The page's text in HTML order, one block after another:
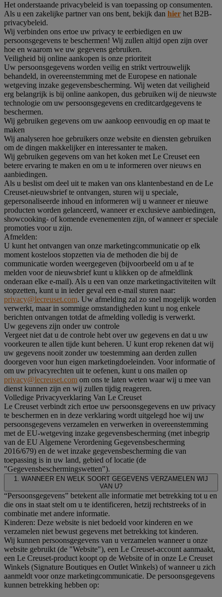
Het onderstaande privacybeleid is van toepassing op consumenten.
Als u een zakelijke partner van ons bent, bekijk dan hier het B2B-
privacybeleid.
Wij verbinden ons ertoe uw privacy te eerbiedigen en uw
persoonsgegevens te beschermen! Wij zullen altijd open zijn over
hoe en waarom we uw gegevens gebruiken.
Veiligheid bij online aankopen is onze prioriteit
Uw persoonsgegevens worden veilig en strikt vertrouwelijk
behandeld, in overeenstemming met de Europese en nationale
wetgeving inzake gegevensbescherming. Wij weten dat veiligheid
erg belangrijk is bij online aankopen, dus gebruiken wij de nieuwste
technologie om uw persoonsgegevens en creditcardgegevens te
beschermen.
Wij gebruiken gegevens om uw aankoop eenvoudig en op maat te
maken
Wij analyseren hoe gebruikers onze website en diensten gebruiken
om de dingen makkelijker en interessanter te maken.
Wij gebruiken gegevens om van het koken met Le Creuset een
betere ervaring te maken en om u te informeren over nieuws en
aanbiedingen.
Als u beslist om deel uit te maken van ons klantenbestand en de Le
Creuset-nieuwsbrief te ontvangen, sturen wij u speciale,
gepersonaliseerde inhoud en informeren wij u wanneer er nieuwe
producten worden gelanceerd, wanneer er exclusieve aanbiedingen,
showcooking- of komende evenementen zijn, of wanneer er speciale
promoties voor u zijn.
Afmelden:
U kunt het ontvangen van onze marketingcommunicatie op elk
moment kosteloos stopzetten via de methoden die bij de
communicatie worden weergegeven (bijvoorbeeld om u af te
melden voor de nieuwsbrief kunt u klikken op de afmeldlink
onderaan elke e-mail). Als u een van onze marketingactiviteiten wilt
stopzetten, kunt u in ieder geval een e-mail sturen naar:
privacy@lecreuset.com. Uw afmelding zal zo snel mogelijk worden
verwerkt, maar in sommige omstandigheden kunt u nog enkele
berichten ontvangen totdat de afmelding volledig is verwerkt.
Uw gegevens zijn onder uw controle
Vergeet niet dat u de controle hebt over uw gegevens en dat u uw
voorkeuren te allen tijde kunt beheren. U kunt erop rekenen dat wij
uw gegevens nooit zonder uw toestemming aan derden zullen
doorgeven voor hun eigen marketingdoeleinden. Voor informatie of
om uw privacyrechten uit te oefenen, kunt u ons mailen op
privacy@lecreuset.com om ons te laten weten waar wij u mee van
dienst kunnen zijn en wij zullen tijdig reageren.
Volledige Privacyverklaring Van Le Creuset
Le Creuset verbindt zich ertoe uw persoonsgegevens en uw privacy
te beschermen en in deze verklaring wordt uitgelegd hoe wij uw
persoonsgegevens verzamelen en verwerken in overeenstemming
met de EU-wetgeving inzake gegevensbescherming (met inbegrip
van de EU Algemene Verordening Gegevensbescherming
2016/679) en de wet inzake gegevensbescherming die van
toepassing is in uw land, gebied of locatie (de
"Gegevensbeschermingswetten").
1. WANNEER EN WELK SOORT GEGEVENS VERZAMELEN WIJ
VAN U?
“Persoonsgegevens” betekent alle informatie met betrekking tot u en
die ons in staat stelt om u te identificeren, hetzij rechtstreeks of in
combinatie met andere informatie.
Kinderen: Deze website is niet bedoeld voor kinderen en we
verzamelen niet bewust gegevens met betrekking tot kinderen.
Wij kunnen persoonsgegevens van u verzamelen wanneer u onze
website gebruikt (de "Website"), een Le Creuset-account aanmaakt,
een Le Creuset-product koopt op de Website of in onze Le Creuset
Winkels (Signature Boutiques en Outlet Winkels) of wanneer u zich
aanmeldt voor onze marketingcommunicatie. De persoonsgegevens
kunnen betrekking hebben op: